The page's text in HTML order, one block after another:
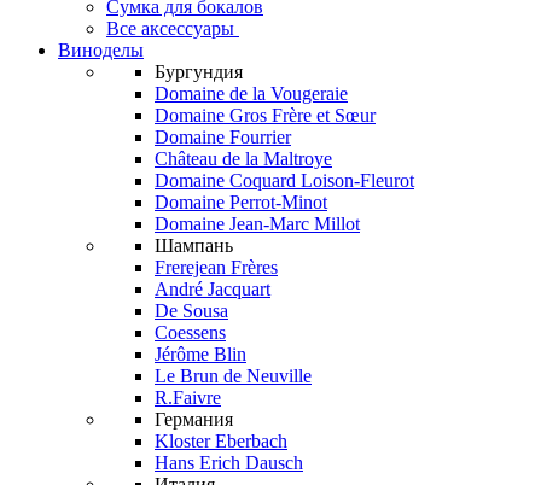
Сумка для бокалов
Все аксессуары
Виноделы
Бургундия
Domaine de la Vougeraie
Domaine Gros Frère et Sœur
Domaine Fourrier
Château de la Maltroye
Domaine Coquard Loison-Fleurot
Domaine Perrot-Minot
Domaine Jean-Marc Millot
Шампань
Frerejean Frères
André Jacquart
De Sousa
Coessens
Jérôme Blin
Le Brun de Neuville
R.Faivre
Германия
Kloster Eberbach
Hans Erich Dausch